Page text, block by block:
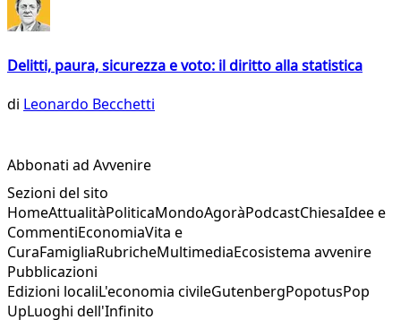
Delitti, paura, sicurezza e voto: il diritto alla statistica
di Leonardo Becchetti
Abbonati ad Avvenire
Sezioni del sito
HomeAttualitàPoliticaMondoAgoràPodcastChiesaIdee e
CommentiEconomiaVita e
CuraFamigliaRubricheMultimediaEcosistema avvenire
Pubblicazioni
Edizioni localiL'economia civileGutenbergPopotusPop
UpLuoghi dell'Infinito